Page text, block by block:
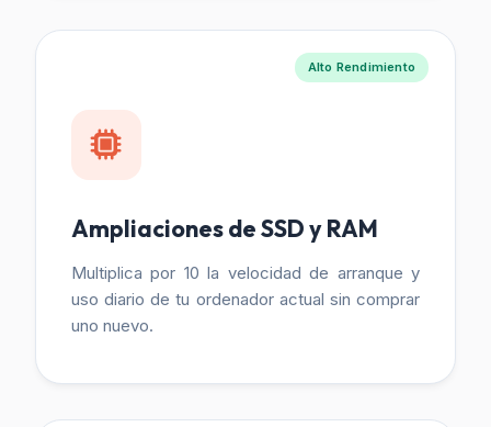
Alto Rendimiento
Ampliaciones de SSD y RAM
Multiplica por 10 la velocidad de arranque y
uso diario de tu ordenador actual sin comprar
uno nuevo.